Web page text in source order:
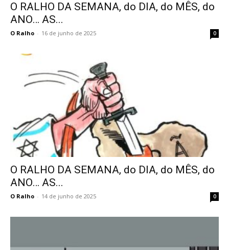
O RALHO DA SEMANA, do DIA, do MÊS, do
ANO… AS...
O Ralho - 16 de junho de 2025 0
O RALHO DA SEMANA, do DIA, do MÊS, do
ANO… AS...
O Ralho - 14 de junho de 2025 0